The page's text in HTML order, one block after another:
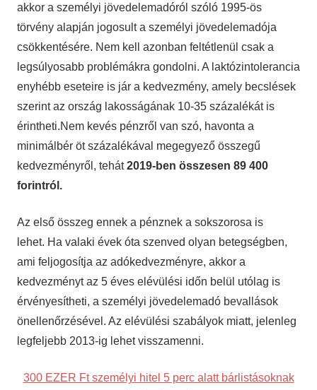
akkor a személyi jövedelemadóról szóló 1995-ös
törvény alapján jogosult a személyi jövedelemadója
csökkentésére. Nem kell azonban feltétlenül csak a
legsúlyosabb problémákra gondolni. A laktózintolerancia
enyhébb eseteire is jár a kedvezmény, amely becslések
szerint az ország lakosságának 10-35 százalékát is
érintheti.Nem kevés pénzről van szó, havonta a
minimálbér öt százalékával megegyező összegű
kedvezményről, tehát2019-ben összesen 89 400
forintról.
Az első összeg ennek a pénznek a sokszorosa is
lehet. Ha valaki évek óta szenved olyan betegségben,
ami feljogosítja az adókedvezményre, akkor a
kedvezményt az 5 éves elévülési időn belül utólag is
érvényesítheti, a személyi jövedelemadó bevallások
önellenőrzésével. Az elévülési szabályok miatt, jelenleg
legfeljebb 2013-ig lehet visszamenni.
300 EZER Ft személyi hitel 5 perc alatt bárlistásoknak